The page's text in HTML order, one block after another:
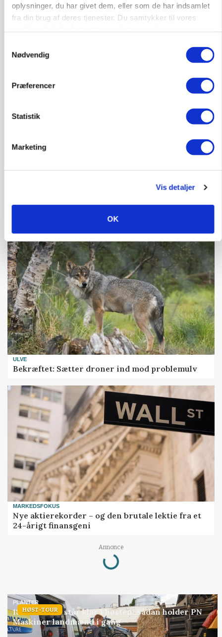
oplysninger, du har givet dem, eller som de har indsamlet
fra din brug af deres tjenester. Du samtykker til vores
Nødvendig
Præferencer
Statistik
Marketing
Vis detaljer
OK
PLANTER
Før såmaskinen kører: Her er efterårets største
presset marked for oksekød
ULVE
Bekræftet: Sætter droner ind mod problemulv
MARKEDSFOKUS
Nye aktierekorder – og den brutale lektie fra et
24-årigt finansgeni
Annonce
Loading...
HØST-TOUR
PLANTER
18 montører står klar i høsten: Sådan holder PN
Maskiner landmænd i gang